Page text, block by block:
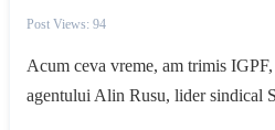
Post Views: 94
Acum ceva vreme, am trimis
agentului Alin Rusu, lider sindical